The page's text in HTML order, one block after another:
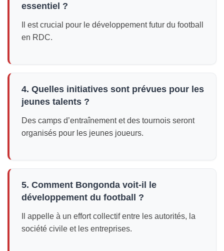
essentiel ?
Il est crucial pour le développement futur du football
en RDC.
4. Quelles initiatives sont prévues pour les
jeunes talents ?
Des camps d’entraînement et des tournois seront
organisés pour les jeunes joueurs.
5. Comment Bongonda voit-il le
développement du football ?
Il appelle à un effort collectif entre les autorités, la
société civile et les entreprises.